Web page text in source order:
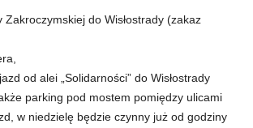
Zakroczymskiej do Wisłostrady (zakaz
od alei „Solidarności” do Wisłostrady
parking pod mostem pomiędzy ulicami
w niedzielę będzie czynny już od godziny